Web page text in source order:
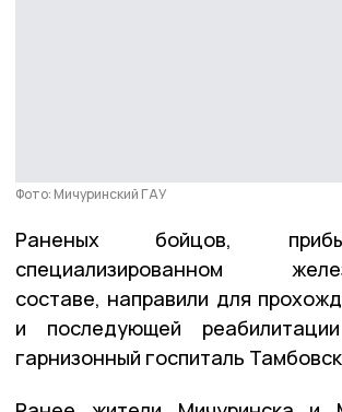
Фото: Мичуринский ГАУ
Раненых бойцов,
специализированном
составе, направили для
и последующей
гарнизонный госпиталь